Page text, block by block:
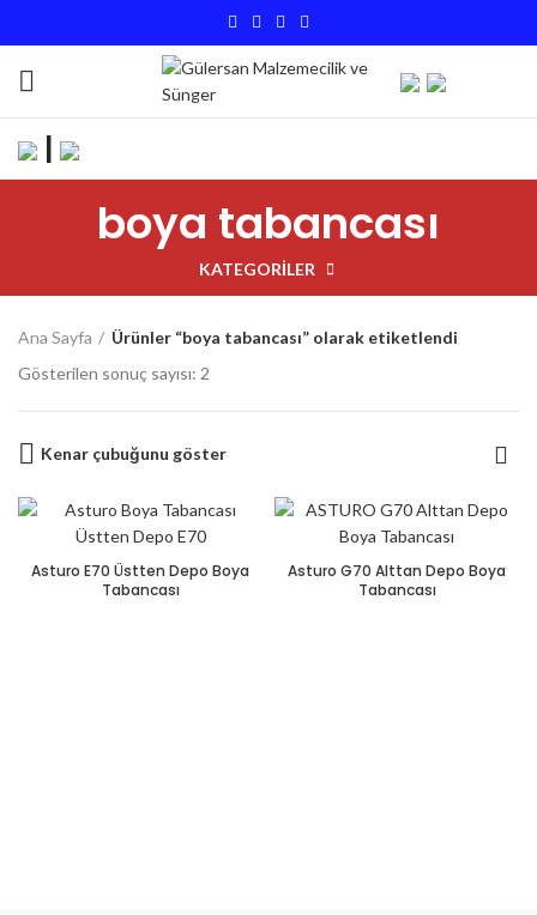
|
boya tabancası
KATEGORILER
Ana Sayfa
Ürünler “boya tabancası” olarak etiketlendi
Gösterilen sonuç sayısı: 2
Kenar çubuğunu göster
Asturo E70 Üstten Depo Boya
Tabancası
Asturo G70 Alttan Depo Boya
Tabancası